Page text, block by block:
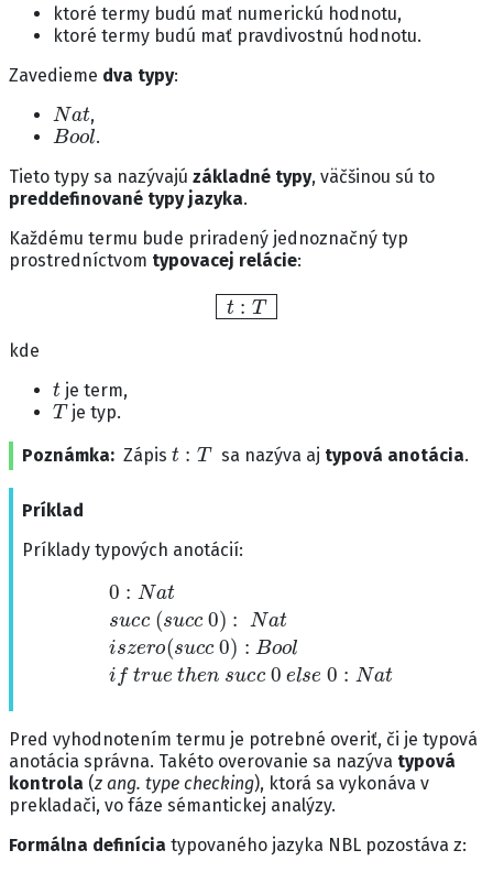
ktoré termy budú mať numerickú hodnotu,
ktoré termy budú mať pravdivostnú hodnotu.
Zavedieme dva typy:
Na t
,
Bool
.
Tieto typy sa nazývajú základné typy, väčšinou sú to
preddefinované typy jazyka.
Každému termu bude priradený jednoznačný typ
prostredníctvom typovacej relácie:
t:T
kde
t
je term,
T
je typ.
Poznámka Zápis
t
sa nazýva aj typová anotácia.
Príklad
Príklady typových anotácií:
c ( ucc
Pred vyhodnotením termu je potrebné overiť, či je typová
anotácia správna. Takéto overovanie sa nazýva typová
kontrola (z ang. type checking), ktorá sa vykonáva v
prekladači, vo fáze sémantickej analýzy.
Formálna definícia typovaného jazyka NBL pozostáva z: